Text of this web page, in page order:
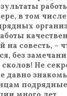
в том
на совесть, –
без
Не
давно
подрядные